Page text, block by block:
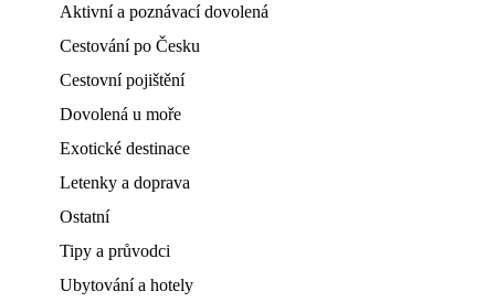
Aktivní a poznávací dovolená
Cestování po Česku
Cestovní pojištění
Dovolená u moře
Exotické destinace
Letenky a doprava
Ostatní
Tipy a průvodci
Ubytování a hotely